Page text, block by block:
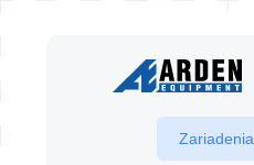
Zariadenia